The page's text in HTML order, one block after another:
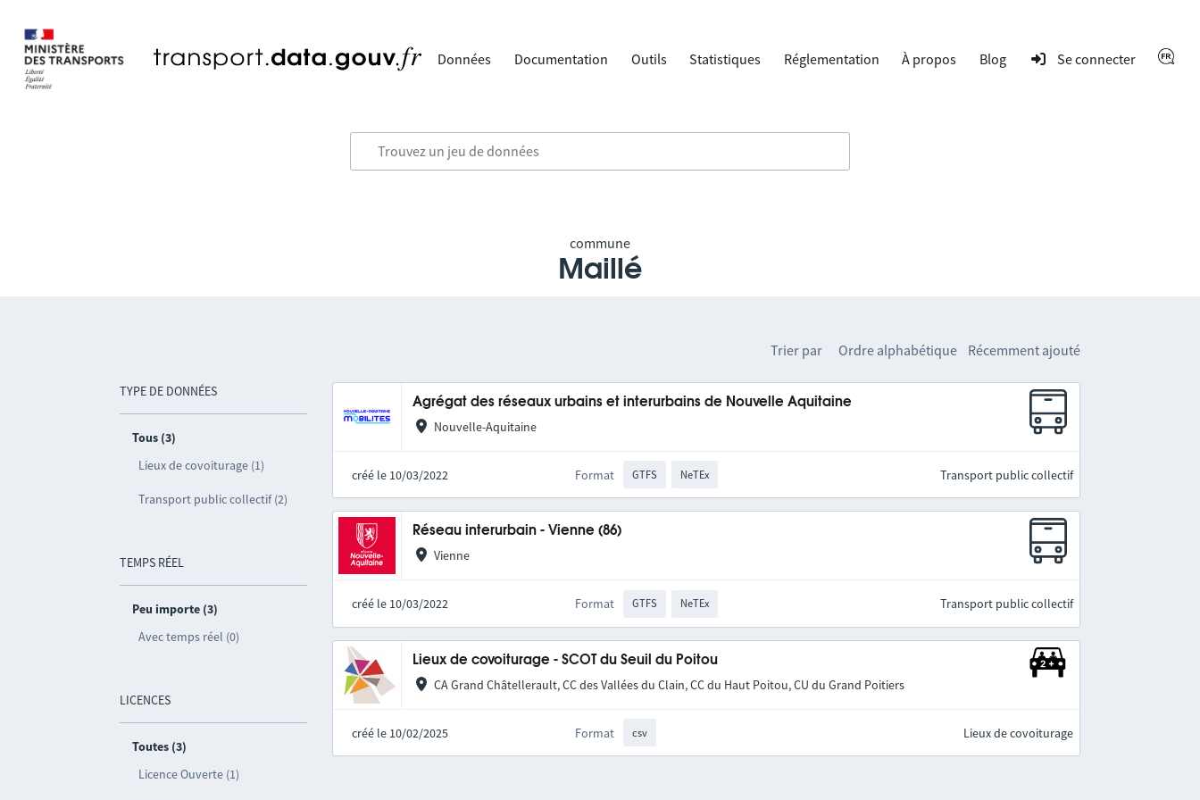
Données Documentation Outils Statistiques Réglementation À propos Blog Se connecter
commune
Maillé
TYPE DE DONNÉES
Tous (3)
Lieux de covoiturage (1)
Transport public collectif (2)
TEMPS RÉEL
Peu importe (3)
Avec temps réel (0)
LICENCES
Toutes (3)
Licence Ouverte (1)
Trier par Ordre alphabétique Récemment ajouté
Agrégat des réseaux urbains et interurbains de Nouvelle Aquitaine
Nouvelle-Aquitaine
créé le 10/03/2022 Format GTFS NeTEx Transport public collectif
Réseau interurbain - Vienne (86)
Vienne
créé le 10/03/2022 Format GTFS NeTEx Transport public collectif
Lieux de covoiturage - SCOT du Seuil du Poitou
CA Grand Châtellerault, CC des Vallées du Clain, CC du Haut Poitou, CU du Grand Poitiers
créé le 10/02/2025 Format csv Lieux de covoiturage